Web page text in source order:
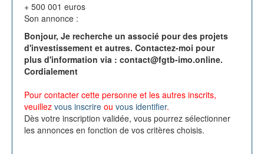
+ 500 001 euros
Son annonce :
Bonjour, Je recherche un associé pour des projets
d'investissement et autres. Contactez-moi pour
plus d'information via : contact@fgtb-imo.online.
Cordialement
Pour contacter cette personne et les autres inscrits,
veuillez vous inscrire ou vous identifier.
Dès votre inscription validée, vous pourrez sélectionner
les annonces en fonction de vos critères choisis.